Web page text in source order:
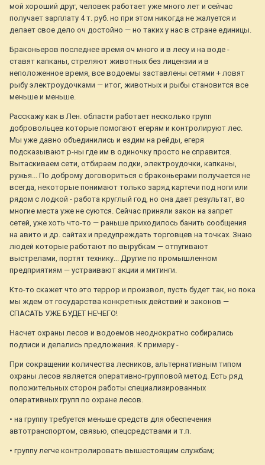
мой хороший друг, человек работает уже много лет и сейчас
получает зарплату 4 т. руб. но при этом никогда не жалуется и
делает свое дело оч достойно — но таких у нас в стране единицы.
Браконьеров последнее время оч много и в лесу и на воде -
ставят капканы, стреляют животных без лицензии и в
неположенное время, все водоемы заставлены сетями + ловят
рыбу электроудочками — итог, животных и рыбы становится все
меньше и меньше.
Расскажу как в Лен. области работает несколько групп
добровольцев которые помогают егерям и контролируют лес.
Мы уже давно объединились и ездим на рейды, егеря
подсказывают р-ны где им в одиночку просто не справится.
Вытаскиваем сети, отбираем лодки, электроудочки, капканы,
ружья... По доброму договориться с браконьерами получается не
всегда, некоторые понимают только заряд картечи под ноги или
рядом с лодкой - работа круглый год, но она дает результат, во
многие места уже не суются. Сейчас приняли закон на запрет
сетей, уже хоть что-то — раньше приходилось банить сообщения
на авито и др. сайтах и предупреждать торговцев на точках. Знаю
людей которые работают по вырубкам — отпугивают
выстрелами, портят технику... Другие по промышленном
предприятиям — устраивают акции и митинги.
Кто-то скажет что это террор и произвол, пусть будет так, но пока
мы ждем от государства конкретных действий и законов —
СПАСАТЬ УЖЕ БУДЕТ НЕЧЕГО!
Насчет охраны лесов и водоемов неоднократно собирались
подписи и делались предложения. К примеру -
При сокращении количества лесников, альтернативным типом
охраны лесов является оперативно-групповой метод. Есть ряд
положительных сторон работы специализированных
оперативных групп по охране лесов.
• на группу требуется меньше средств для обеспечения
автотранспортом, связью, спецсредствами и т.п.
• группу легче контролировать вышестоящим службам;